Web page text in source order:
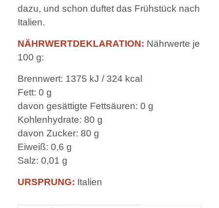
dazu, und schon duftet das Frühstück nach
Italien.
NÄHRWERTDEKLARATION: Nährwerte je
100 g:
Brennwert: 1375 kJ / 324 kcal
Fett: 0 g
davon gesättigte Fettsäuren: 0 g
Kohlenhydrate: 80 g
davon Zucker: 80 g
Eiweiß: 0,6 g
Salz: 0,01 g
URSPRUNG: Italien